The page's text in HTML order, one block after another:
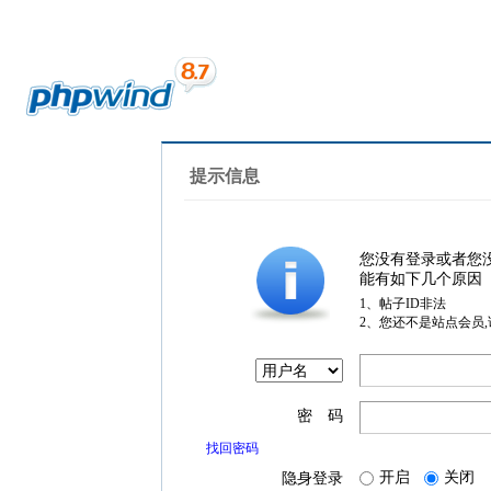
提示信息
您没有登录或者您
能有如下几个原因
1、帖子ID非法
2、您还不是站点会员
密 码
找回密码
隐身登录 开启 关闭